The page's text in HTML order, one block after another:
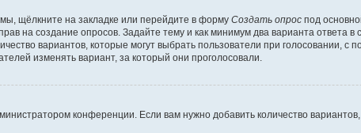
щёлкните на закладке или перейдите в форму Создать опрос под
на создание опросов. Задайте тему и как минимум два варианта ответа
вариантов, которые могут выбрать пользователи при голосовании,
изменять вариант, за который они проголосовали.
конференции. Если вам нужно добавить количество